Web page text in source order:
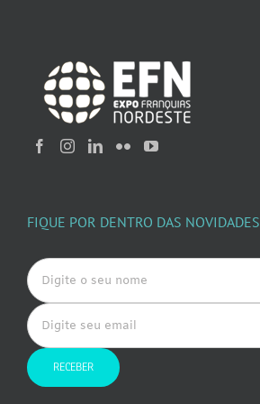
FIQUE POR DENTRO DAS NOVIDADES